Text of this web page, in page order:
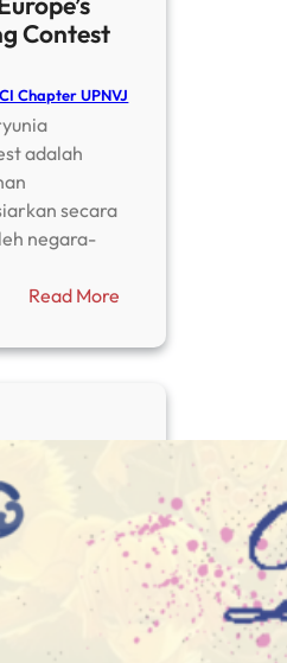
Contest
Chapter UPNVJ
adalah
secara
negara-
Read More
Unmasked:
Europe’s
Iconic
Song
Contest